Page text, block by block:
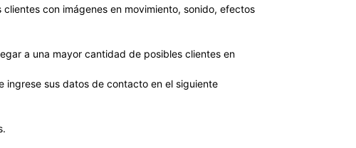
con imágenes en movimiento, sonido, efectos
a una mayor cantidad de posibles clientes en
ingrese sus datos de contacto en el siguiente